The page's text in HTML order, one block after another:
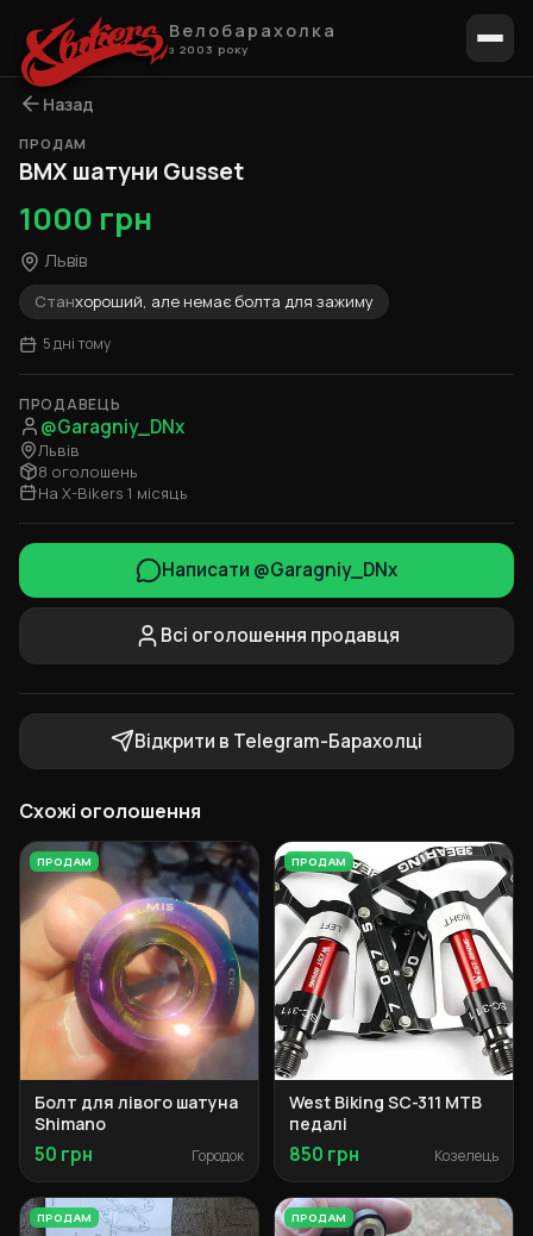
Велобарахолка
з 2003 року
Назад
ПРОДАМ
BMX шатуни Gusset
1000 грн
Львів
Станхороший, але немає болта для зажиму
5 дні тому
ПРОДАВЕЦЬ
@Garagniy_DNx
Львів
8 оголошень
На X-Bikers 1 місяць
Написати @Garagniy_DNx
Всі оголошення продавця
Відкрити в Telegram-Барахолці
Схожі оголошення
ПРОДАМ
Болт для лівого шатуна
Shimano
50 грн Городок
ПРОДАМ
West Biking SC-311 MTB
педалі
850 грн Козелець
ПРОДАМ ПРОДАМ